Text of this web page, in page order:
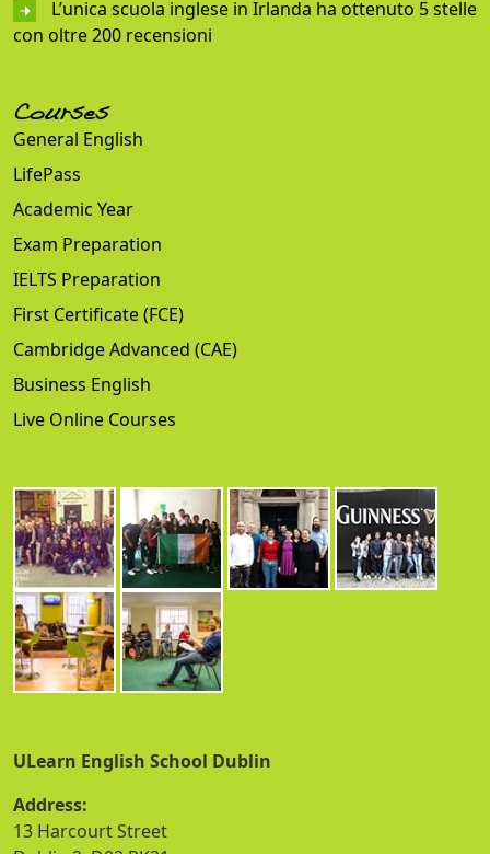
L’unica scuola inglese in Irlanda ha ottenuto 5 stelle
con oltre 200 recensioni
Courses
General English
LifePass
Academic Year
Exam Preparation
IELTS Preparation
First Certificate (FCE)
Cambridge Advanced (CAE)
Business English
Live Online Courses
ULearn English School Dublin
Address:
13 Harcourt Street